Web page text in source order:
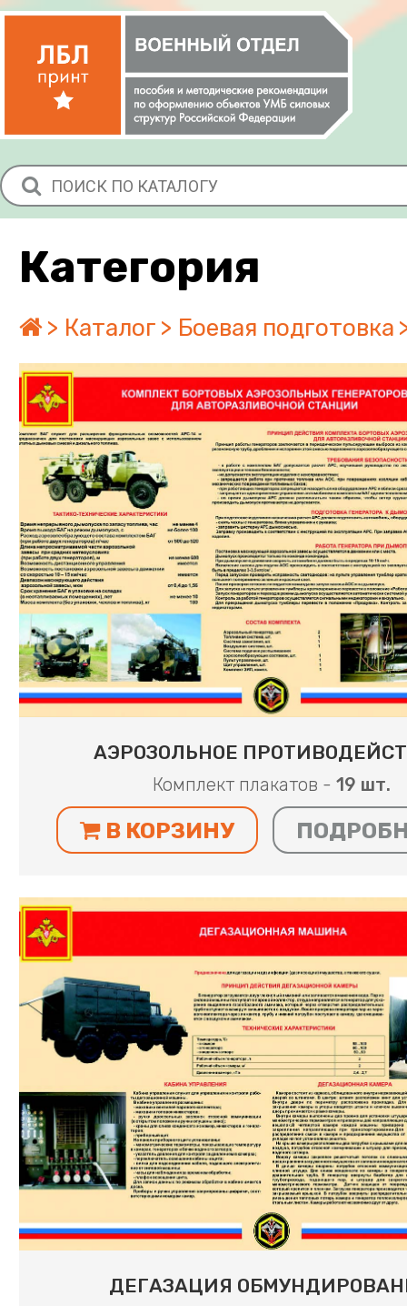
Категория
Каталог Боевая подготовка
АЭРОЗОЛЬНОЕ
Комплект плакатов - 19 шт.
В КОРЗИНУ
ДЕГАЗАЦИЯ